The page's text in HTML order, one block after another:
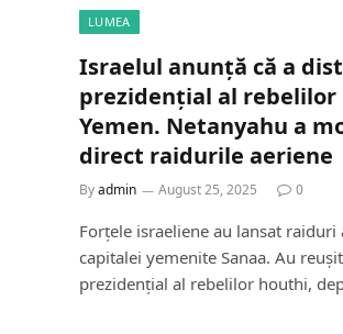
LUMEA
Israelul anunță că a
prezidențial al
Yemen. Netanyahu a
direct raidurile aeriene
Byadmin August 25, 2025 0
Forțele israeliene au lansat raiduri
capitalei yemenite Sanaa. Au
prezidențial al rebelilor houthi,